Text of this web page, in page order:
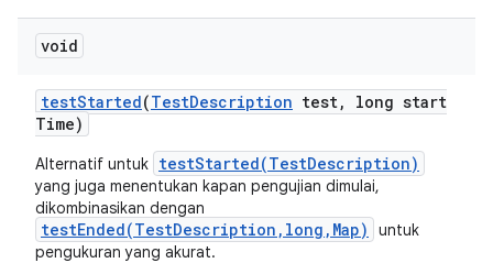
void
testStarted(TestDescription test,
long start
Time)
Alternatif untuk testStarted(TestDescription)
yang juga menentukan kapan pengujian dimulai,
dikombinasikan dengan
testEnded(TestDescription,long,Map)
untuk
pengukuran yang akurat.